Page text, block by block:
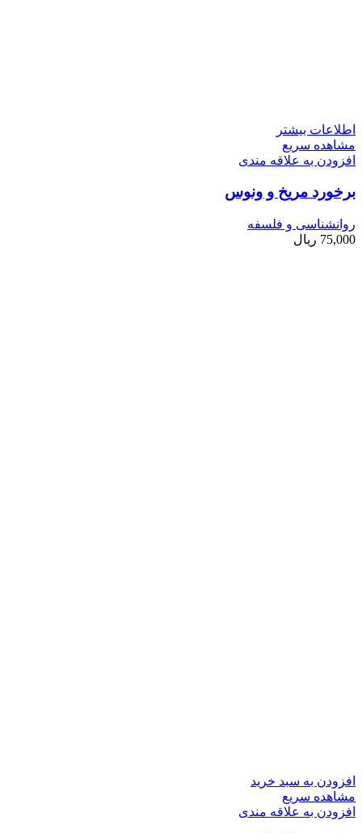
اطلاعات بیشتر
مشاهده سریع
افزودن به علاقه مندی
برخورد مریخ و ونوس
روانشناسی و فلسفه
75,000 ریال
افزودن به سبد خرید
مشاهده سریع
افزودن به علاقه مندی